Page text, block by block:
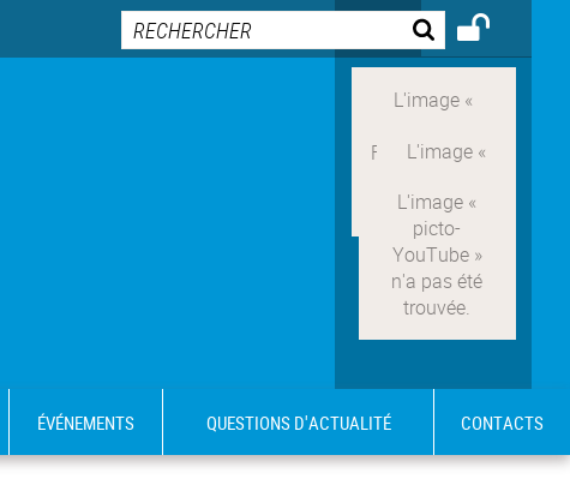
ÉVÉNEMENTS QUESTIONS D'ACTUALITÉ CONTACTS